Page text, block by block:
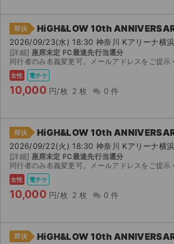
即決 HiGH&LOW 10th
2026/09/23(水) 18:30 神奈川 Kアリーナ横浜
[詳細] 座席未定 FC最速先行当選分
同行者のみ名義変更可。メールアドレスをご提示ください。 ランダムエ
女性 電チケ
10,000 円/枚 2 枚 0 件
即決 HiGH&LOW 10th
2026/09/22(火) 18:30 神奈川 Kアリーナ横浜
[詳細] 座席未定 FC最速先行当選分
同行者のみ名義変更可。メールアドレスをご提示ください。 ランダムエ
女性 電チケ
10,000 円/枚 2 枚 0 件
即決 HiGH&LOW 10th